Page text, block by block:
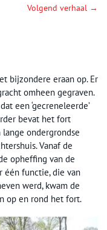
Volgend verhaal →
bijzondere eraan op. Er
omheen gegraven.
een ‘gecreneleerde’
bevat het fort
lange ondergrondse
Vanaf de
opheffing van de
één functie, die van
werd, kwam de
op en rond het fort.